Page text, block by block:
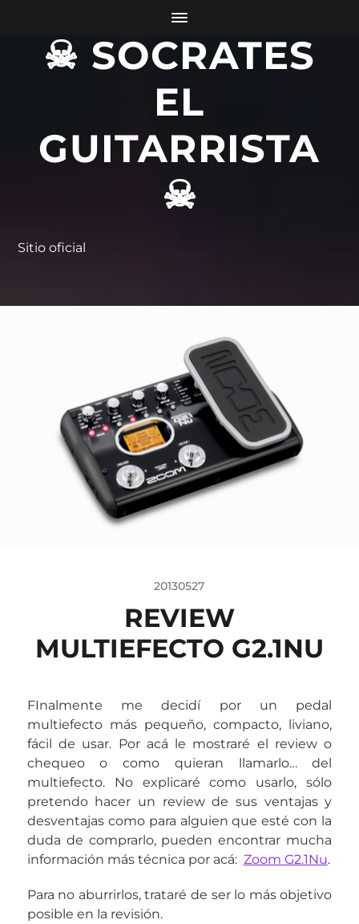
☠ SOCRATES
EL
GUITARRISTA
☠
Sitio oficial
20130527
REVIEW
MULTIEFECTO G2.1NU
FInalmente me decidí por un pedal
multiefecto más pequeño, compacto, liviano,
fácil de usar. Por acá le mostraré el review o
chequeo o como quieran llamarlo… del
multiefecto. No explicaré como usarlo, sólo
pretendo hacer un review de sus ventajas y
desventajas como para alguien que esté con la
duda de comprarlo, pueden encontrar mucha
información más técnica por acá: Zoom G2.1Nu.
Para no aburrirlos, trataré de ser lo más objetivo
posible en la revisión.